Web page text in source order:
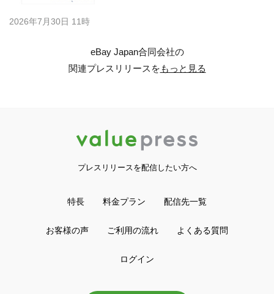
2026年7月30日 11時
eBay Japan合同会社の
関連プレスリリースをもっと見る
プレスリリースを配信したい方へ
特長 料金プラン 配信先一覧
お客様の声 ご利用の流れ よくある質問
ログイン